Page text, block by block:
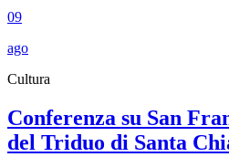
09
ago
Cultura
Conferenza su San
del Triduo di Santa